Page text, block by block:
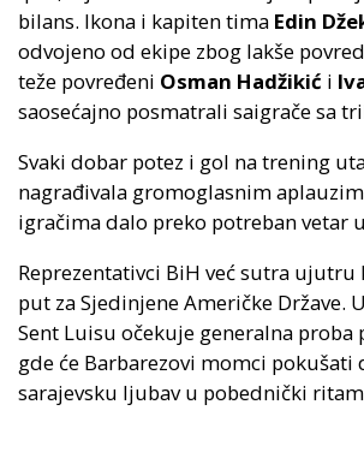
bilans. Ikona i kapiten tima Edin
odvojeno od ekipe zbog lakše
teže povređeni Osman Hadžikić i
saosećajno posmatrali saigrače sa
Svaki dobar potez i gol na trening
nagrađivala gromoglasnim
igračima dalo preko potreban vetar
Reprezentativci BiH već sutra ujutru
put za Sjedinjene Američke Države.
Sent Luisu očekuje generalna proba
gde će Barbarezovi momci pokušati
sarajevsku ljubav u pobednički